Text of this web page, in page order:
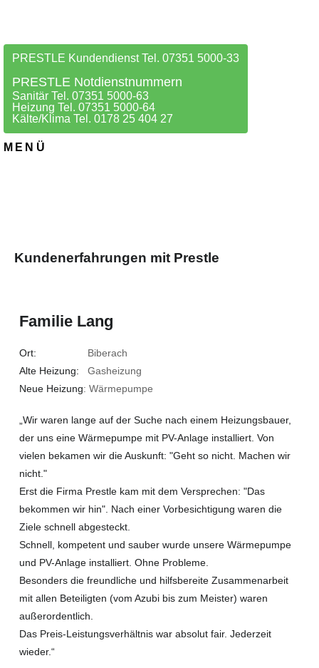
PRESTLE Kundendienst Tel. 07351 5000-33
PRESTLE Notdienstnummern
Sanitär Tel. 07351 5000-63
Heizung Tel. 07351 5000-64
Kälte/Klima Tel. 0178 25 404 27
MENÜ
Kundenerfahrungen mit Prestle
Familie Lang
Ort: Biberach
Alte Heizung: Gasheizung
Neue Heizung: Wärmepumpe
„Wir waren lange auf der Suche nach einem Heizungsbauer,
der uns eine Wärmepumpe mit PV-Anlage installiert. Von
vielen bekamen wir die Auskunft: "Geht so nicht. Machen wir
nicht."
Erst die Firma Prestle kam mit dem Versprechen: "Das
bekommen wir hin". Nach einer Vorbesichtigung waren die
Ziele schnell abgesteckt.
Schnell, kompetent und sauber wurde unsere Wärmepumpe
und PV-Anlage installiert. Ohne Probleme.
Besonders die freundliche und hilfsbereite Zusammenarbeit
mit allen Beteiligten (vom Azubi bis zum Meister) waren
außerordentlich.
Das Preis-Leistungsverhältnis war absolut fair. Jederzeit
wieder.“